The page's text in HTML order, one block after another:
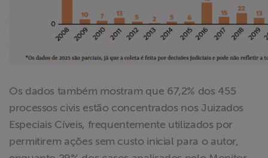
Os dados também mostram que 67,2% dos 455
processos civis estão concentrados nos Juizados
Especiais Cíveis, frequentemente utilizados por
permitirem ações sem custo inicial para o autor,